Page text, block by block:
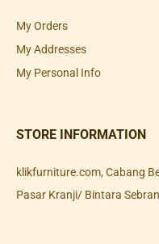
My Orders
My Addresses
My Personal Info
STORE INFORMATION
klikfurniture.com, Cabang
Pasar Kranji/ Bintara